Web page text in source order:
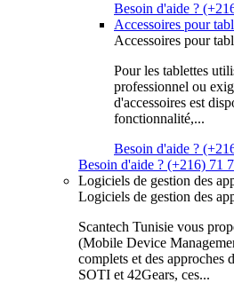
Besoin d'aide ?
Accessoires pour
Accessoires pour
Pour les tablettes
professionnel ou
d'accessoires est
fonctionnalité,...
Besoin d'aide ?
Besoin d'aide ? (+216) 71
Logiciels de gestion des
Logiciels de gestion des
Scantech Tunisie vous
(Mobile Device
complets et des approches
SOTI et 42Gears, ces...